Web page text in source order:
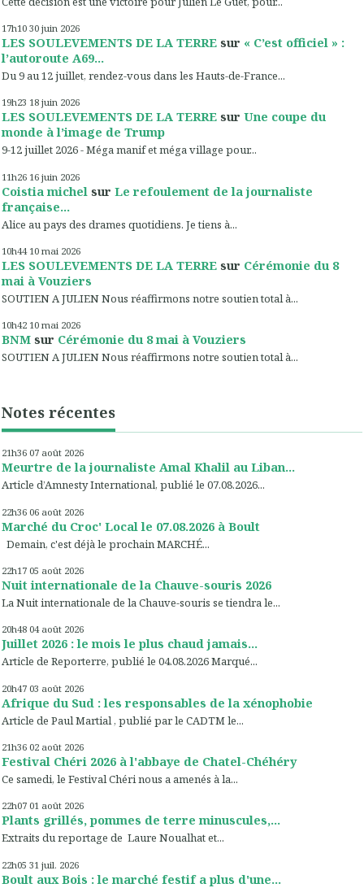
17h10 30 juin 2026
LES SOULEVEMENTS DE LA TERRE sur « C’est officiel » :
l’autoroute A69...
Du 9 au 12 juillet, rendez-vous dans les Hauts-de-France...
19h23 18 juin 2026
LES SOULEVEMENTS DE LA TERRE sur Une coupe du
monde à l’image de Trump
9-12 juillet 2026 - Méga manif et méga village pour...
11h26 16 juin 2026
Coistia michel sur Le refoulement de la journaliste
française...
Alice au pays des drames quotidiens. Je tiens à...
10h44 10 mai 2026
LES SOULEVEMENTS DE LA TERRE sur Cérémonie du 8
mai à Vouziers
SOUTIEN A JULIEN Nous réaffirmons notre soutien total à...
10h42 10 mai 2026
BNM sur Cérémonie du 8 mai à Vouziers
SOUTIEN A JULIEN Nous réaffirmons notre soutien total à...
Notes récentes
21h36 07 août 2026
Meurtre de la journaliste Amal Khalil au Liban...
Article d’Amnesty International, publié le 07.08.2026...
22h36 06 août 2026
Marché du Croc' Local le 07.08.2026 à Boult
Demain, c'est déjà le prochain MARCHÉ...
22h17 05 août 2026
Nuit internationale de la Chauve-souris 2026
La Nuit internationale de la Chauve-souris se tiendra le...
20h48 04 août 2026
Juillet 2026 : le mois le plus chaud jamais...
Article de Reporterre, publié le 04.08.2026 Marqué...
20h47 03 août 2026
Afrique du Sud : les responsables de la xénophobie
Article de Paul Martial , publié par le CADTM le...
21h36 02 août 2026
Festival Chéri 2026 à l'abbaye de Chatel-Chéhéry
Ce samedi, le Festival Chéri nous a amenés à la...
22h07 01 août 2026
Plants grillés, pommes de terre minuscules,...
Extraits du reportage de Laure Noualhat et...
22h05 31 juil. 2026
Boult aux Bois : le marché festif a plus d'une...